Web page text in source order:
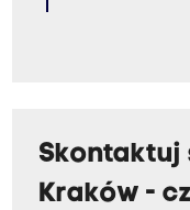
Skontaktuj
Kraków -